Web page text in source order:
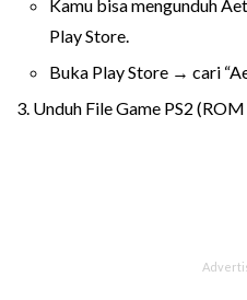
Kamu bisa mengunduh
Play Store.
Buka Play Store → cari
3. Unduh File Game PS2